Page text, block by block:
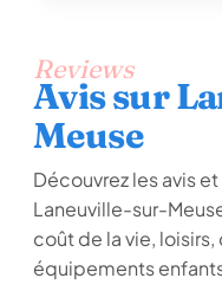
Reviews
Avis sur
Meuse
Découvrez les avis
Laneuville-sur-
coût de la vie,
équipements